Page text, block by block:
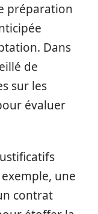
préparation
Dans
de
sur les
évaluer
une
contrat